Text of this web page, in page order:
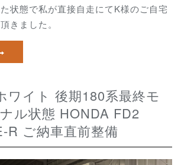
状態で私が直接自走にてK様のご自宅
きました。
ル状態 HONDA FD2
R ご納車直前整備